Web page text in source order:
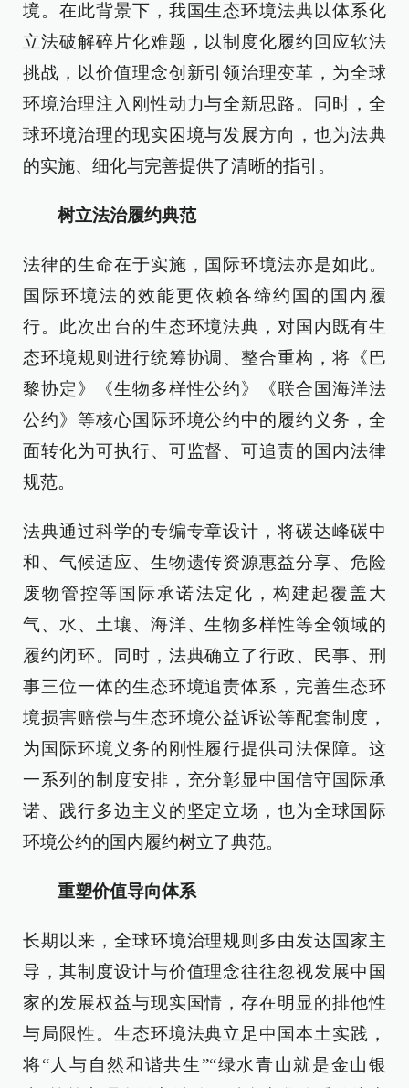
境。在此背景下，我国生态环境法典以体系化
立法破解碎片化难题，以制度化履约回应软法
挑战，以价值理念创新引领治理变革，为全球
环境治理注入刚性动力与全新思路。同时，全
球环境治理的现实困境与发展方向，也为法典
的实施、细化与完善提供了清晰的指引。
树立法治履约典范
法律的生命在于实施，国际环境法亦是如此。
国际环境法的效能更依赖各缔约国的国内履
行。此次出台的生态环境法典，对国内既有生
态环境规则进行统筹协调、整合重构，将《巴
黎协定》《生物多样性公约》《联合国海洋法
公约》等核心国际环境公约中的履约义务，全
面转化为可执行、可监督、可追责的国内法律
规范。
法典通过科学的专编专章设计，将碳达峰碳中
和、气候适应、生物遗传资源惠益分享、危险
废物管控等国际承诺法定化，构建起覆盖大
气、水、土壤、海洋、生物多样性等全领域的
履约闭环。同时，法典确立了行政、民事、刑
事三位一体的生态环境追责体系，完善生态环
境损害赔偿与生态环境公益诉讼等配套制度，
为国际环境义务的刚性履行提供司法保障。这
一系列的制度安排，充分彰显中国信守国际承
诺、践行多边主义的坚定立场，也为全球国际
环境公约的国内履约树立了典范。
重塑价值导向体系
长期以来，全球环境治理规则多由发达国家主
导，其制度设计与价值理念往往忽视发展中国
家的发展权益与现实国情，存在明显的排他性
与局限性。生态环境法典立足中国本土实践，
将“人与自然和谐共生”“绿水青山就是金山银